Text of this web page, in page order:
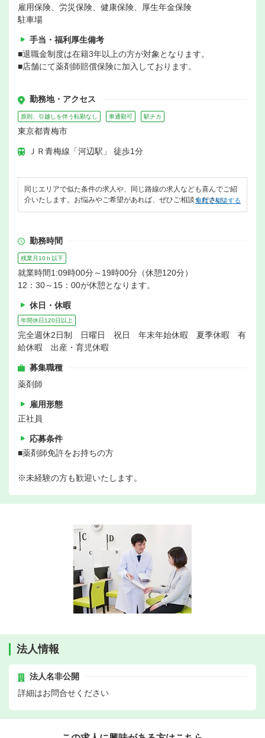
雇用保険、労災保険、健康保険、厚生年金保険
駐車場
手当・福利厚生備考
■退職金制度は在籍3年以上の方が対象となります。
■店舗にて薬剤師賠償保険に加入しております。
勤務地・アクセス
原則、引越しを伴う転勤なし 車通勤可 駅チカ
東京都青梅市
ＪＲ青梅線「河辺駅」 徒歩1分
同じエリアで似た条件の求人や、同じ路線の求人なども喜んでご紹
介いたします。お悩みやご希望があれば、ぜひご相談ください。
無料で相談する
勤務時間
残業月10ｈ以下
就業時間1:09時00分～19時00分（休憩120分）
12：30～15：00が休憩となります。
休日・休暇
年間休日120日以上
完全週休2日制 日曜日 祝日 年末年始休暇 夏季休暇 有
給休暇 出産・育児休暇
募集職種
薬剤師
雇用形態
正社員
応募条件
■薬剤師免許をお持ちの方
※未経験の方も歓迎いたします。
法人情報
法人名非公開
詳細はお問合せください